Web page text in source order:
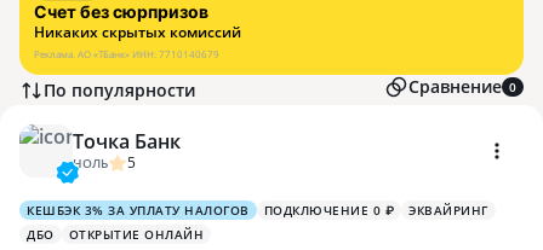
Счет без сюрпризов
Никаких скрытых комиссий
Реклама. АО «ТБанк»ИНН:7710140679
По популярности Сравнение 0
Точка Банк
НОЛЬ 5
КЕШБЭК 3% ЗА УПЛАТУ НАЛОГОВ ПОДКЛЮЧЕНИЕ 0 ₽
ЭКВАЙРИНГ
ДБО
ОТКРЫТИЕ ОНЛАЙН